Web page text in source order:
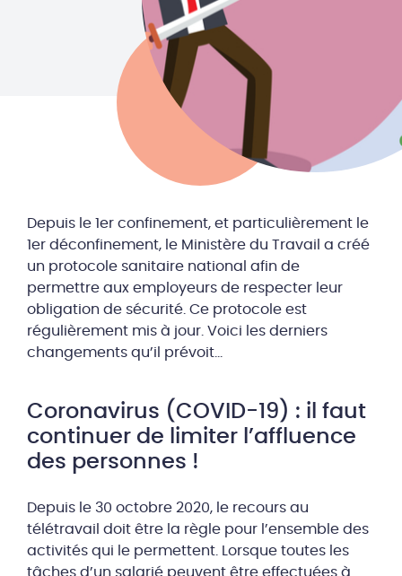
Depuis le 1er confinement, et particulièrement le
1er déconfinement, le Ministère du Travail a créé
un protocole sanitaire national afin de
permettre aux employeurs de respecter leur
obligation de sécurité. Ce protocole est
régulièrement mis à jour. Voici les derniers
changements qu’il prévoit…
Coronavirus (COVID-19) : il faut
continuer de limiter l’affluence
des personnes !
Depuis le 30 octobre 2020, le recours au
télétravail doit être la règle pour l’ensemble des
activités qui le permettent. Lorsque toutes les
tâches d’un salarié peuvent être effectuées à